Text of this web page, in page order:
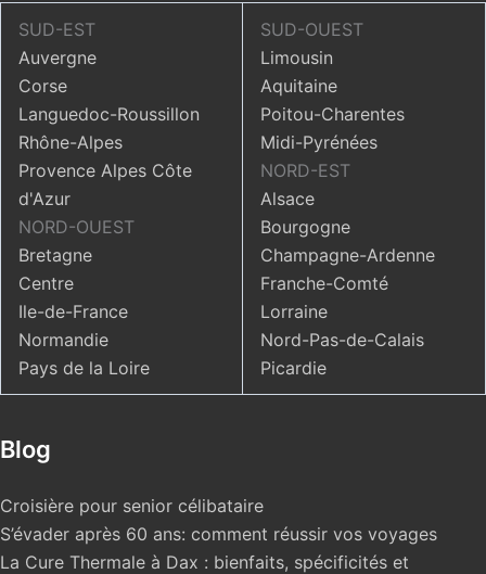
SUD-EST
Auvergne
Corse
Languedoc-Roussillon
Rhône-Alpes
Provence Alpes Côte
d'Azur
NORD-OUEST
Bretagne
Centre
Ile-de-France
Normandie
Pays de la Loire
SUD-OUEST
Limousin
Aquitaine
Poitou-Charentes
Midi-Pyrénées
NORD-EST
Alsace
Bourgogne
Champagne-Ardenne
Franche-Comté
Lorraine
Nord-Pas-de-Calais
Picardie
Blog
Croisière pour senior célibataire
S’évader après 60 ans: comment réussir vos voyages
La Cure Thermale à Dax : bienfaits, spécificités et